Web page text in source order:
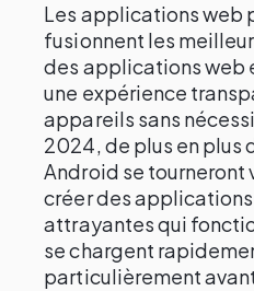
Les applications web
fusionnent les
des applications web
une expérience
appareils sans
2024, de plus en plus
Android se tourneront
créer des
attrayantes qui
se chargent
particulièrement